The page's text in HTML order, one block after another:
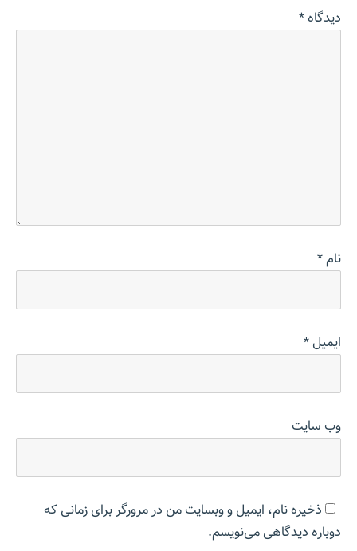
دیدگاه*
نام*
ایمیل*
وب‌ سایت
ذخیره نام، ایمیل و وبسایت من در مرورگر برای زمانی که
دوباره دیدگاهی می‌نویسم.